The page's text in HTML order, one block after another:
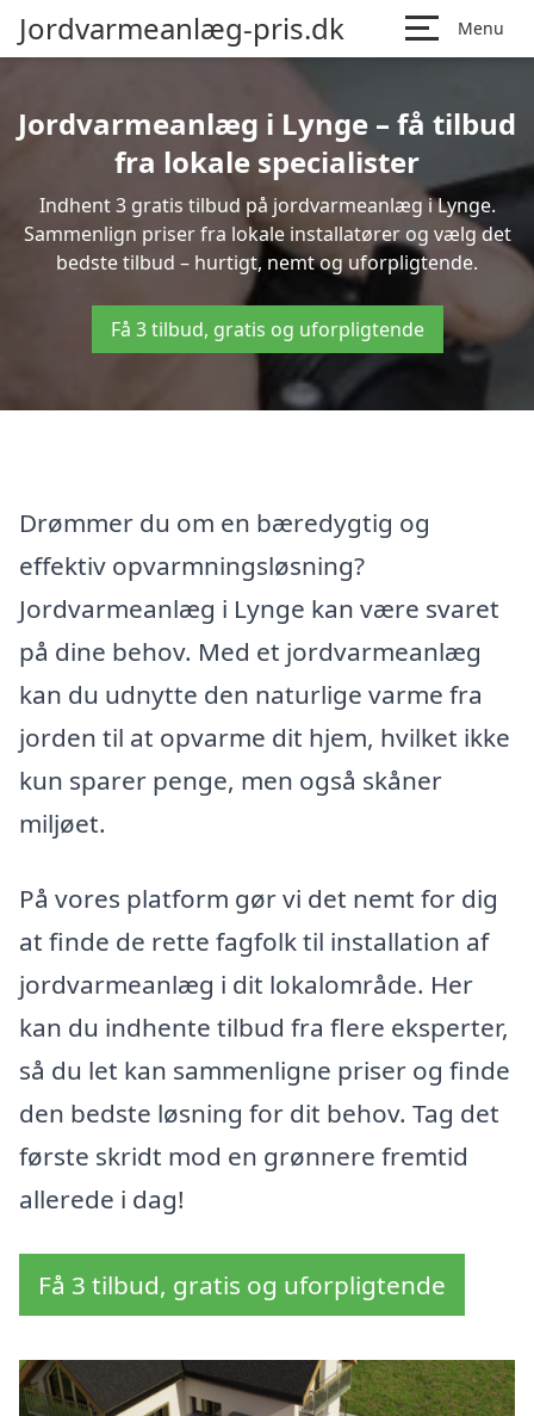
Jordvarmeanlæg-pris.dk Menu
Jordvarmeanlæg i Lynge – få tilbud
fra lokale specialister
Indhent 3 gratis tilbud på jordvarmeanlæg i Lynge.
Sammenlign priser fra lokale installatører og vælg det
bedste tilbud – hurtigt, nemt og uforpligtende.
Få 3 tilbud, gratis og uforpligtende
Drømmer du om en bæredygtig og
effektiv opvarmningsløsning?
Jordvarmeanlæg i Lynge kan være svaret
på dine behov. Med et jordvarmeanlæg
kan du udnytte den naturlige varme fra
jorden til at opvarme dit hjem, hvilket ikke
kun sparer penge, men også skåner
miljøet.
På vores platform gør vi det nemt for dig
at finde de rette fagfolk til installation af
jordvarmeanlæg i dit lokalområde. Her
kan du indhente tilbud fra flere eksperter,
så du let kan sammenligne priser og finde
den bedste løsning for dit behov. Tag det
første skridt mod en grønnere fremtid
allerede i dag!
Få 3 tilbud, gratis og uforpligtende